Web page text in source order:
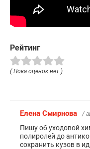
Рейтинг
( Пока оценок нет )
Елена Смирнова /
Пишу об уходовой
полиролей до
сохранить кузов в